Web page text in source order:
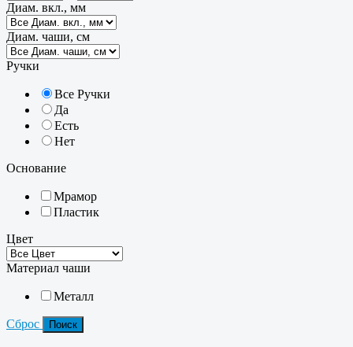
Диам. вкл., мм
Диам. чаши, см
Ручки
Все Ручки
Да
Есть
Нет
Основание
Мрамор
Пластик
Цвет
Материал чаши
Металл
Сброс